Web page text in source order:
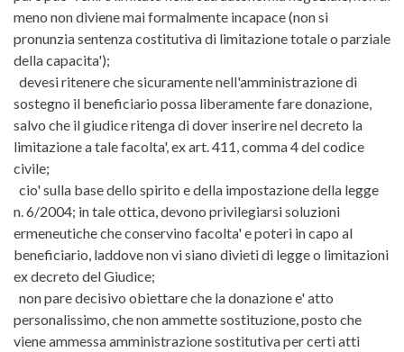
meno non diviene mai formalmente incapace (non si
pronunzia sentenza costitutiva di limitazione totale o parziale
della capacita');
devesi ritenere che sicuramente nell'amministrazione di
sostegno il beneficiario possa liberamente fare donazione,
salvo che il giudice ritenga di dover inserire nel decreto la
limitazione a tale facolta', ex art. 411, comma 4 del codice
civile;
cio' sulla base dello spirito e della impostazione della legge
n. 6/2004; in tale ottica, devono privilegiarsi soluzioni
ermeneutiche che conservino facolta' e poteri in capo al
beneficiario, laddove non vi siano divieti di legge o limitazioni
ex decreto del Giudice;
non pare decisivo obiettare che la donazione e' atto
personalissimo, che non ammette sostituzione, posto che
viene ammessa amministrazione sostitutiva per certi atti